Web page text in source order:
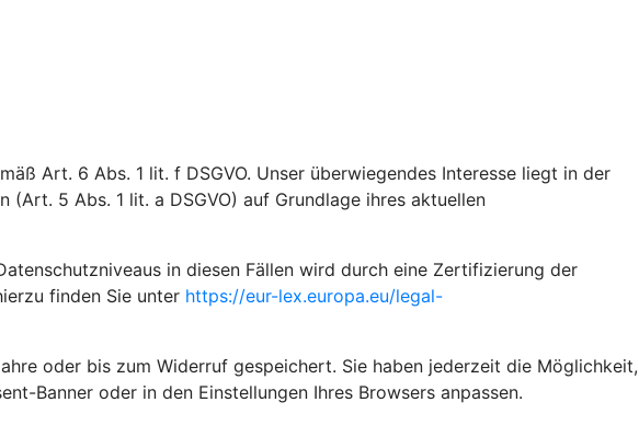
Art. 6 Abs. 1 lit. f DSGVO. Unser überwiegendes Interesse liegt in der
5 Abs. 1 lit. a DSGVO) auf Grundlage ihres aktuellen
in diesen Fällen wird durch eine Zertifizierung der
finden Sie unter https://eur-lex.europa.eu/legal-
oder bis zum Widerruf gespeichert. Sie haben jederzeit die Möglichkeit,
Banner oder in den Einstellungen Ihres Browsers anpassen.